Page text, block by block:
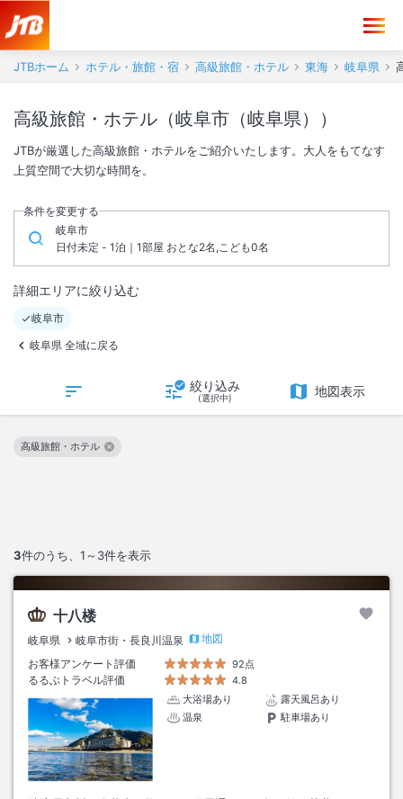
JTBホーム ホテル・旅館・宿 高級旅館・ホテル 東海 岐阜県
高級旅館・ホテル（岐阜市（岐阜県））
JTBが厳選した高級旅館・ホテルをご紹介いたします。大人をもてなす
上質空間で大切な時間を。
条件を変更する
岐阜市
日付未定 - 1泊｜1部屋 おとな2名,こども0名
詳細エリアに絞り込む
岐阜市
岐阜県 全域に戻る
絞り込み
(選択中) 地図表示
3件のうち、 1～3件を表示
高級旅館・ホテル
この絞り込み条件を解除
十八楼
岐阜県 岐阜市街・長良川温泉
地図
お客様アンケート評価
92点
るるぶトラベル評価
4.8
大浴場あり
露天風呂あり
温泉
駐車場あり